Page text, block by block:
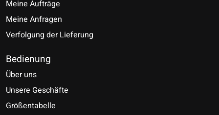
Meine Aufträge
Meine Anfragen
Verfolgung der Lieferung
Bedienung
Über uns
Unsere Geschäfte
Größentabelle